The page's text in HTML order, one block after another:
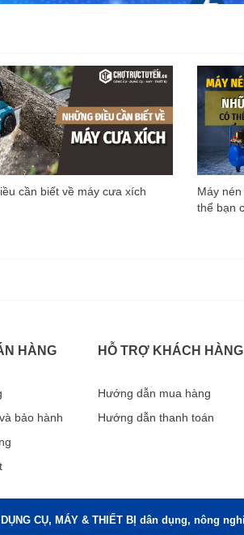
cần biết về máy cưa xích
Máy
thể bạn
HÀNG
bảo hành
HỖ TRỢ KHÁCH HÀNG
Hướng dẫn mua hàng
Hướng dẫn thanh toán
CỤ, MÁY & THIẾT BỊ dân dụng, nông